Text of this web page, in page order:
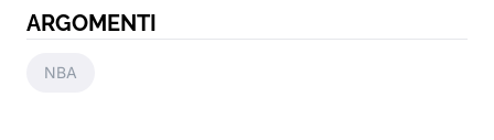
ARGOMENTI
NBA